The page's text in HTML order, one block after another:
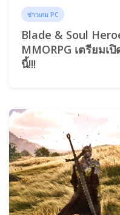
ข่าวเกม PC
Blade & Soul
MMORPG เตรียมเ
นี้!!!